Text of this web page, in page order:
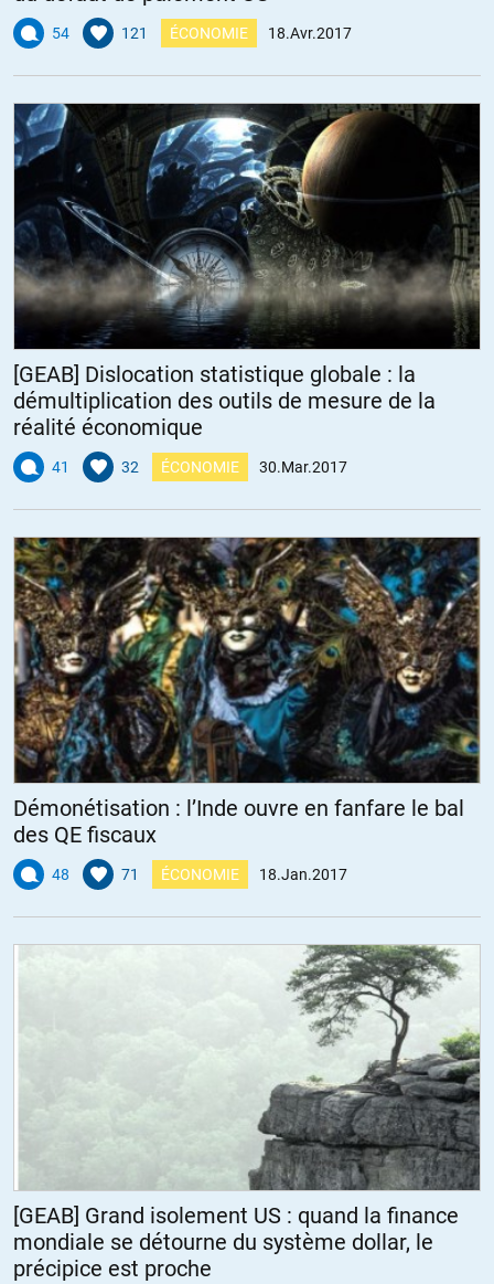
54 121 ÉCONOMIE 18.Avr.2017
[GEAB] Dislocation statistique globale : la
démultiplication des outils de mesure de la
réalité économique
41 32 ÉCONOMIE 30.Mar.2017
Démonétisation : l’Inde ouvre en fanfare le bal
des QE fiscaux
48 71 ÉCONOMIE 18.Jan.2017
[GEAB] Grand isolement US : quand la finance
mondiale se détourne du système dollar, le
précipice est proche